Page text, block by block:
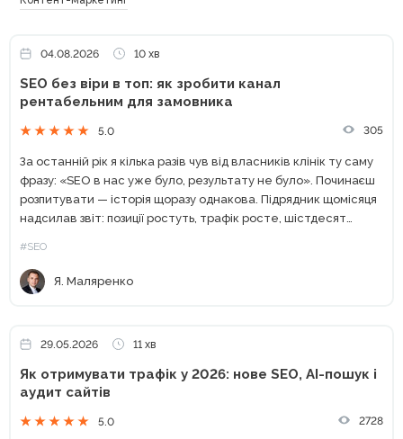
04.08.2026 10 хв
SEO без віри в топ: як зробити канал
рентабельним для замовника
5.0 305
За останній рік я кілька разів чув від власників клінік ту саму
фразу: «SEO в нас уже було, результату не було». Починаєш
розпитувати — історія щоразу однакова. Підрядник щомісяця
надсилав звіт: позиції ростуть, трафік росте, шістдесят
#SEO
Я. Маляренко
29.05.2026 11 хв
Як отримувати трафік у 2026: нове SEO, AI-пошук і
аудит сайтів
5.0 2728